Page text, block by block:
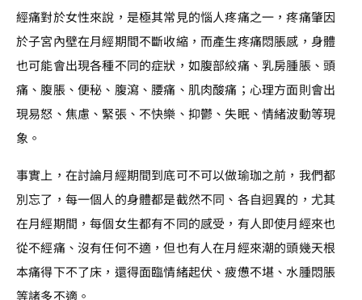
經痛對於女性來說，是極其常見的惱人疼痛之一，疼痛肇因
於子宮內壁在月經期間不斷收縮，而產生疼痛悶脹感，身體
也可能會出現各種不同的症狀，如腹部絞痛、乳房腫脹、頭
痛、腹脹、便秘、腹瀉、腰痛、肌肉酸痛；心理方面則會出
現易怒、焦慮、緊張、不快樂、抑鬱、失眠、情緒波動等現
象。
事實上，在討論月經期間到底可不可以做瑜珈之前，我們都
別忘了，每一個人的身體都是截然不同、各自迥異的，尤其
在月經期間，每個女生都有不同的感受，有人即使月經來也
從不經痛、沒有任何不適，但也有人在月經來潮的頭幾天根
本痛得下不了床，還得面臨情緒起伏、疲憊不堪、水腫悶脹
等諸多不適。